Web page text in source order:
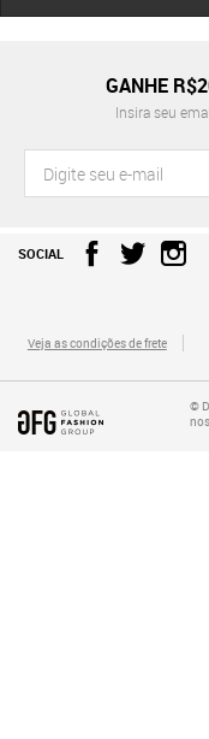
GANHE
Insira seu
SOCIAL
Veja as condições de frete
©